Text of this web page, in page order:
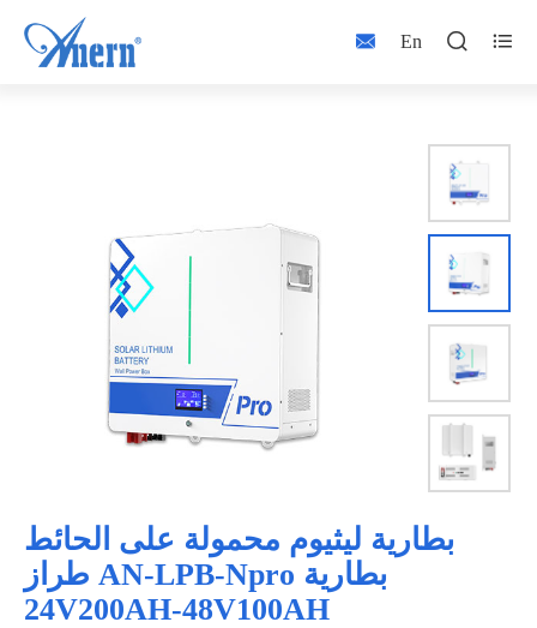
 En  
بطارية ليثيوم محمولة على الحائط
طراز AN-LPB-Npro بطارية
24V200AH-48V100AH